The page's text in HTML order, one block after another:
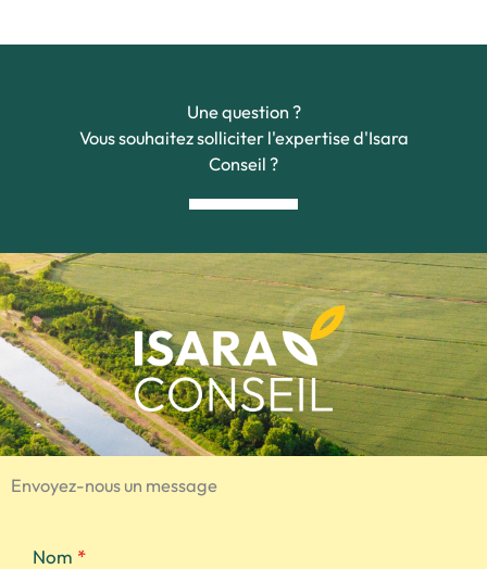
Une question ?
Vous souhaitez solliciter l'expertise d'Isara
Conseil ?
Envoyez-nous un message
Nom *